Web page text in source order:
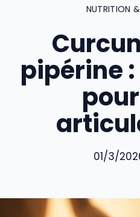
NUTRITION
pipérine
01/3/